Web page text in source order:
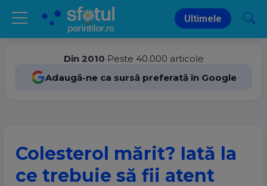
Ultimele
Din 2010•Peste 40.000 articole
Adaugă-ne ca sursă preferată în Google
Colesterol mărit? Iată la
ce trebuie să fii atent